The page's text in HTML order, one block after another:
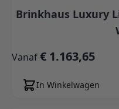
Brinkhaus Luxury
Vanaf€ 1.163,65
In Winkelwagen